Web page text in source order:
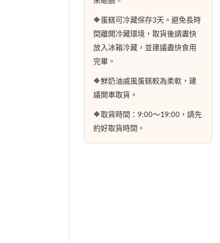
🔶蛋糕可冷藏保存3天。避免長時
間離開冷藏環境，取貨後請盡快
放入冰箱冷藏，並建議盡快食用
完畢。
🔶鮮奶油戚風蛋糕較為柔軟，建
議開車取貨。
🔶取貨時間：9:00～19:00，請先
約好取貨時間。